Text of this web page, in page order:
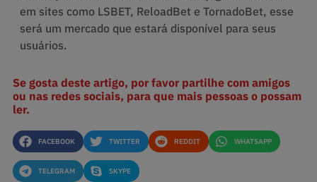
em sites como LSBET, ReloadBet e TornadoBet, esse
será um mercado que estará disponível para seus
usuários.
Se gosta deste artigo, por favor partilhe com amigos
ou nas redes sociais, para que mais pessoas o possam
ler.
FACEBOOK TWITTER REDDIT WHATSAPP
TELEGRAM SKYPE